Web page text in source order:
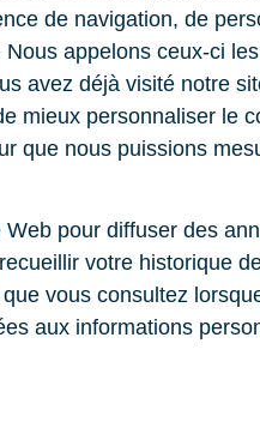
de navigation, de
appelons ceux‑ci
avez déjà visité notre
mieux personnaliser le
que nous puissions
pour diffuser des
votre historique
vous consultez
aux informations